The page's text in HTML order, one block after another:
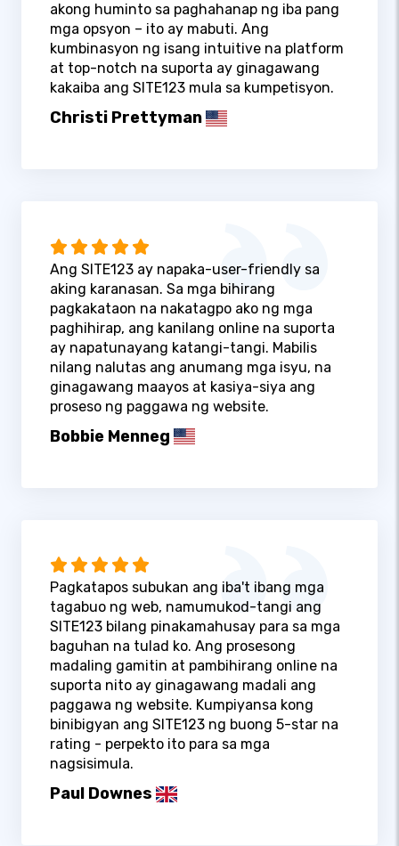
akong huminto sa paghahanap ng iba pang
mga opsyon – ito ay mabuti. Ang
kumbinasyon ng isang intuitive na platform
at top-notch na suporta ay ginagawang
kakaiba ang SITE123 mula sa kumpetisyon.
Christi Prettyman
Ang SITE123 ay napaka-user-friendly sa
aking karanasan. Sa mga bihirang
pagkakataon na nakatagpo ako ng mga
paghihirap, ang kanilang online na suporta
ay napatunayang katangi-tangi. Mabilis
nilang nalutas ang anumang mga isyu, na
ginagawang maayos at kasiya-siya ang
proseso ng paggawa ng website.
Bobbie Menneg
Pagkatapos subukan ang iba't ibang mga
tagabuo ng web, namumukod-tangi ang
SITE123 bilang pinakamahusay para sa mga
baguhan na tulad ko. Ang prosesong
madaling gamitin at pambihirang online na
suporta nito ay ginagawang madali ang
paggawa ng website. Kumpiyansa kong
binibigyan ang SITE123 ng buong 5-star na
rating - perpekto ito para sa mga
nagsisimula.
Paul Downes